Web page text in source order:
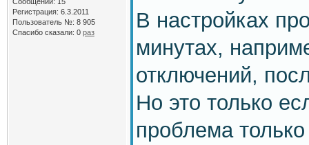
Регистрация: 6.3.2011
Пользователь №: 8 905
Спасибо сказали: 0 раз
В настройках
минутах,
отключений,
Но это только
проблема